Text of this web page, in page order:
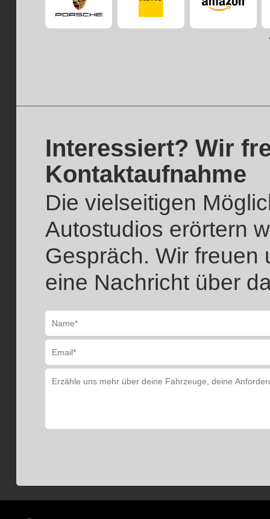
Interessiert? Wir
Kontaktaufnahme
Die vielseitigen
Autostudios erörtern
Gespräch. Wir freuen
eine Nachricht über